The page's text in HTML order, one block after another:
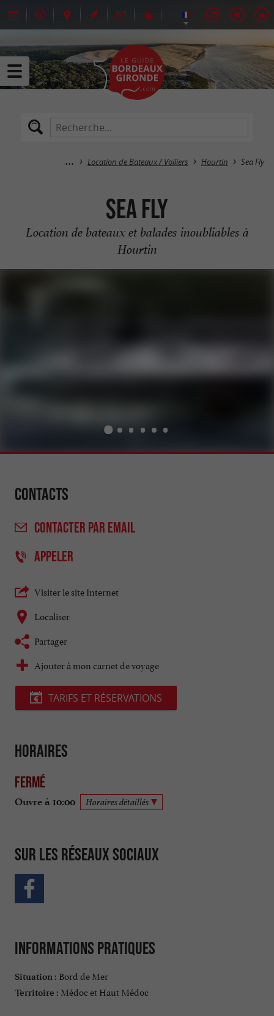
Location de Bateaux / Voiliers Hourtin Sea Fly
Sea Fly
Location de bateaux et balades inoubliables à
Hourtin
Contacts
CONTACTER PAR EMAIL
APPELER
Visiter le site Internet
Localiser
Partager
Ajouter à mon carnet de voyage
TARIFS ET RÉSERVATIONS
Horaires
Fermé
Ouvre à 10:00 Horaires détaillés
Sur les réseaux sociaux
Informations pratiques
Situation : Bord de Mer
Territoire : Médoc et Haut Médoc